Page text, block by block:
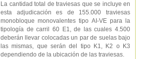
La cantidad total de traviesas que se incluye en
esta adjudicación es de 155.000 traviesas
monobloque monovalentes tipo AI-VE para la
tipología de carril 60 E1, de las cuales 4.500
deberán llevar colocadas un par de suelas bajo
las mismas, que serán del tipo K1, K2 o K3
dependiendo de la ubicación de las traviesas.